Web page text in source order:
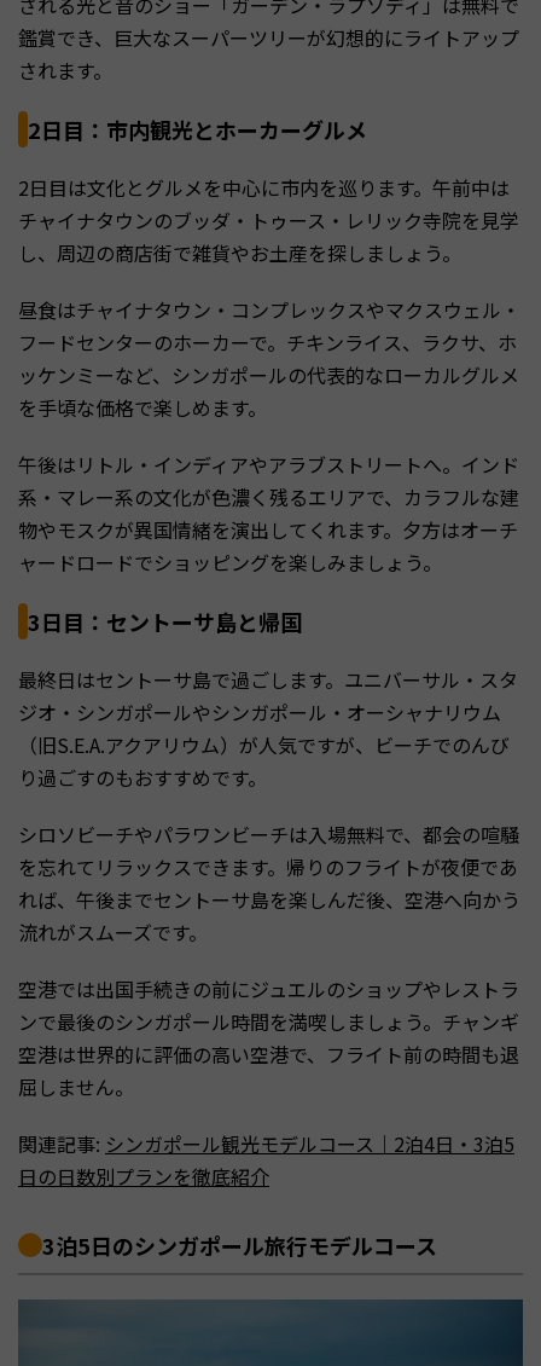
鑑賞でき、巨大なスーパーツリーが幻想的にライトアップ
されます。
2日目：市内観光とホーカーグルメ
2日目は文化とグルメを中心に市内を巡ります。午前中は
チャイナタウンのブッダ・トゥース・レリック寺院を見学
し、周辺の商店街で雑貨やお土産を探しましょう。
昼食はチャイナタウン・コンプレックスやマクスウェル・
フードセンターのホーカーで。チキンライス、ラクサ、ホ
ッケンミーなど、シンガポールの代表的なローカルグルメ
を手頃な価格で楽しめます。
午後はリトル・インディアやアラブストリートへ。インド
系・マレー系の文化が色濃く残るエリアで、カラフルな建
物やモスクが異国情緒を演出してくれます。夕方はオーチ
ャードロードでショッピングを楽しみましょう。
3日目：セントーサ島と帰国
最終日はセントーサ島で過ごします。ユニバーサル・スタ
ジオ・シンガポールやシンガポール・オーシャナリウム
（旧S.E.A.アクアリウム）が人気ですが、ビーチでのんび
り過ごすのもおすすめです。
シロソビーチやパラワンビーチは入場無料で、都会の喧騒
を忘れてリラックスできます。帰りのフライトが夜便であ
れば、午後までセントーサ島を楽しんだ後、空港へ向かう
流れがスムーズです。
空港では出国手続きの前にジュエルのショップやレストラ
ンで最後のシンガポール時間を満喫しましょう。チャンギ
空港は世界的に評価の高い空港で、フライト前の時間も退
屈しません。
関連記事: シンガポール観光モデルコース｜2泊4日・3泊5
日の日数別プランを徹底紹介
3泊5日のシンガポール旅行モデルコース